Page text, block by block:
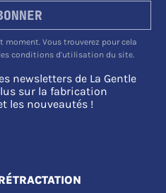
Vous trouverez pour cela
conditions d'utilisation du site.
newsletters de La Gentle
sur la fabrication
les nouveautés !